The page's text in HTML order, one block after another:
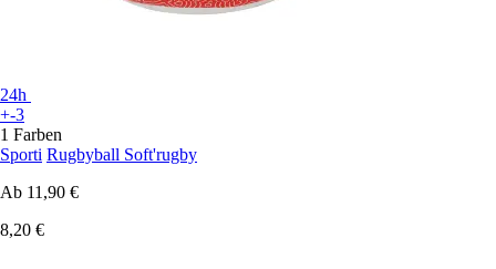
24h
+-3
1 Farben
Sporti Rugbyball Soft'rugby
Ab 11,90 €
8,20 €